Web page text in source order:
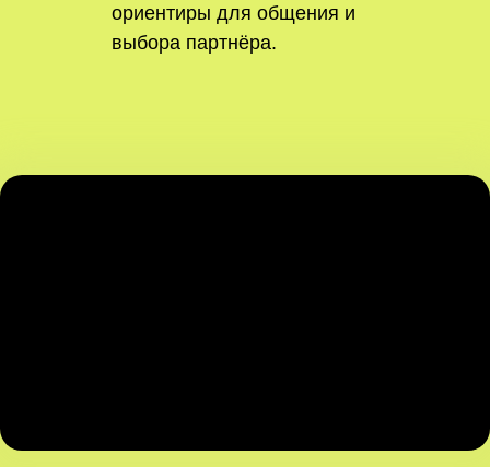
ориентиры для общения и
выбора партнёра.